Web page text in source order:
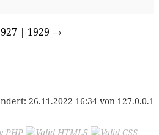
| 1929 →
26.11.2022 16:34 von 127.0.0.1